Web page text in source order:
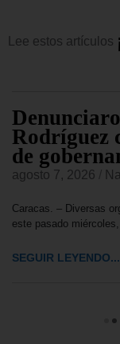
Lee estos artículos
Rodríguez
de
agosto 7, 2026
Caracas. – Diversas
este pasado
SEGUIR LEYENDO...